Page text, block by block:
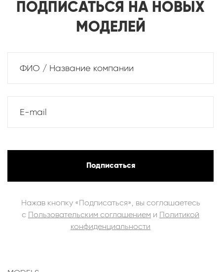
ПОДПИСАТЬСЯ НА НОВЫХ
МОДЕЛЕЙ
ФИО / Название компании
E-mail
Подписаться
Нажав кнопку «Подписаться», вы соглашаетесь
с Пользовательским соглашением и Политикой
конфиденциальности